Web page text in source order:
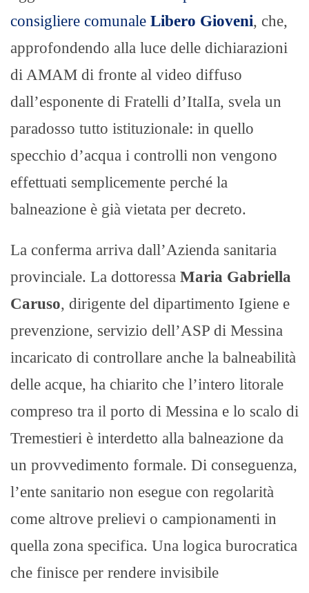
consigliere comunale Libero Gioveni, che,
approfondendo alla luce delle dichiarazioni
di AMAM di fronte al video diffuso
dall’esponente di Fratelli d’ItalIa, svela un
paradosso tutto istituzionale: in quello
specchio d’acqua i controlli non vengono
effettuati semplicemente perché la
balneazione è già vietata per decreto.
​La conferma arriva dall’Azienda sanitaria
provinciale. La dottoressa Maria Gabriella
Caruso, dirigente del dipartimento Igiene e
prevenzione, servizio dell’ASP di Messina
incaricato di controllare anche la balneabilità
delle acque, ha chiarito che l’intero litorale
compreso tra il porto di Messina e lo scalo di
Tremestieri è interdetto alla balneazione da
un provvedimento formale. Di conseguenza,
l’ente sanitario non esegue con regolarità
come altrove prelievi o campionamenti in
quella zona specifica. Una logica burocratica
che finisce per rendere invisibile